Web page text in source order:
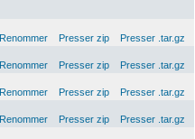
Renommer Presser zip
Presser .tar.gz
Renommer Presser zip
Presser .tar.gz
Renommer Presser zip
Presser .tar.gz
Renommer Presser zip
Presser .tar.gz